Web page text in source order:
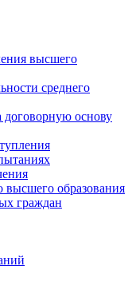
высшего
среднего
основу
образования
граждан